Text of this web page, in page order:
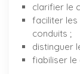
clarifier le
faciliter les
conduits ;
distinguer
fiabiliser le